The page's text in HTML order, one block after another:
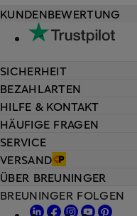
HILFE & KONTAKT
HÄUFIGE FRAGEN
SERVICE
VERSAND
KUNDENBEWERTUNG
SICHERHEIT
BEZAHLARTEN
ÜBER BREUNINGER
BREUNINGER FOLGEN